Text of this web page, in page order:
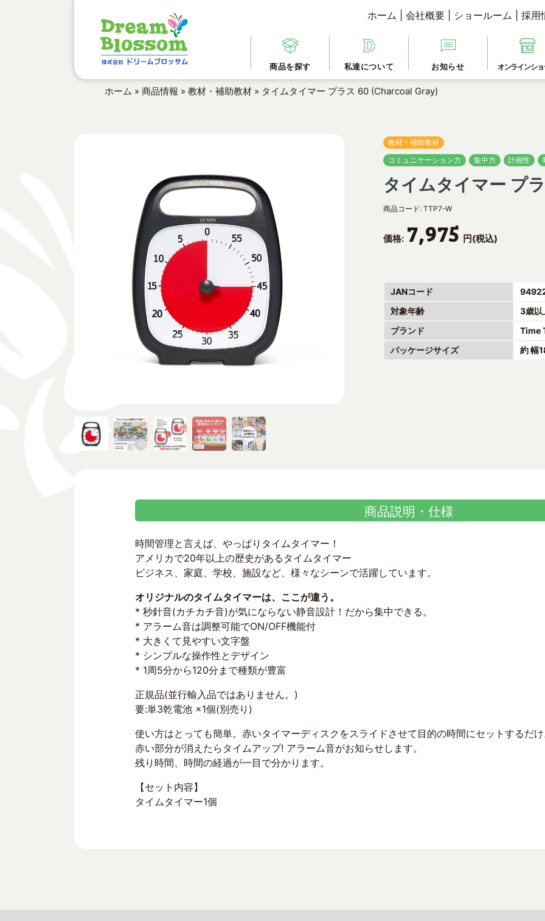
ホーム 会社概要 ショールーム 採用
商品を探す 私達について お知らせ オンラインシ
ホーム » 商品情報 » 教材・補助教材 » タイムタイマー プラス 60 (Charcoal Gray)
教材・補助教材
コミュニケーション力
集中力 計画性
タイムタイマー プ
商品コード:TTP7-W
価格: 7,975 円(税込)
JANコード
対象年齢
3歳以
ブランド
Time
パッケージサイズ
約 幅
商品説明・仕様
時間管理と言えば、やっぱりタイムタイマー！
アメリカで20年以上の歴史があるタイムタイマー
ビジネス、家庭、学校、施設など、様々なシーンで活躍しています。
オリジナルのタイムタイマーは、ここが違う。
* 秒針音(カチカチ音)が気にならない静音設計！だから集中できる。
* アラーム音は調整可能でON/OFF機能付
* 大きくて見やすい文字盤
* シンプルな操作性とデザイン
* 1周5分から120分まで種類が豊富
正規品(並行輸入品ではありません。)
要:単3乾電池 ×1個(別売り)
使い方はとっても簡単。赤いタイマーディスクをスライドさせて目的の時間にセットするだ
赤い部分が消えたらタイムアップ! アラーム音がお知らせします。
残り時間、時間の経過が一目で分かります。
【セット内容】
タイムタイマー1個